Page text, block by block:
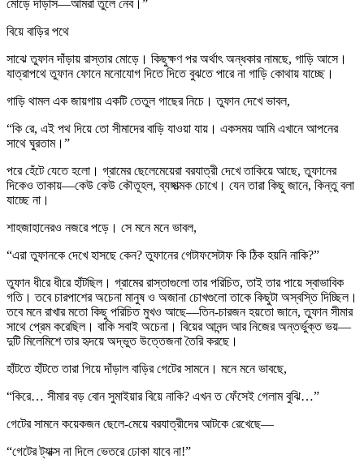
মোড়ে দাঁড়াস—আমরা তুলে নেব।”
বিয়ে বাড়ির পথে
সাঝে তুফান দাঁড়ায় রাস্তার মোড়ে। কিছুক্ষণ পর অর্থাৎ অন্ধকার নামছে, গাড়ি আসে।
যাত্রাপথে তুফান ফোনে মনোযোগ দিতে দিতে বুঝতে পারে না গাড়ি কোথায় যাচ্ছে।
গাড়ি থামল এক জায়গায় একটি তেতুল গাছের নিচে। তুফান দেখে ভাবল,
“কি রে, এই পথ দিয়ে তো সীমাদের বাড়ি যাওয়া যায়। একসময় আমি এখানে আপনের
সাথে ঘুরতাম।”
পরে হেঁটে যেতে হলো। গ্রামের ছেলেমেয়েরা বরযাত্রী দেখে তাকিয়ে আছে, তুফানের
দিকেও তাকায়—কেউ কেউ কৌতূহল, ব্যঙ্গাত্মক চোখে। যেন তারা কিছু জানে, কিন্তু বলা
যাচ্ছে না।
শাহজাহানেরও নজরে পড়ে। সে মনে মনে ভাবল,
“এরা তুফানকে দেখে হাসছে কেন? তুফানের গেটাফসেটাফ কি ঠিক হয়নি নাকি?”
তুফান ধীরে ধীরে হাঁটছিল। গ্রামের রাস্তাগুলো তার পরিচিত, তাই তার পায়ে স্বাভাবিক
গতি। তবে চারপাশের অচেনা মানুষ ও অজানা চোখগুলো তাকে কিছুটা অস্বস্তি দিচ্ছিল।
তবে মনে রাখার মতো কিছু পরিচিত মুখও আছে—তিন-চারজন হয়তো জানে, তুফান সীমার
সাথে প্রেম করেছিল। বাকি সবাই অচেনা। বিয়ের আনন্দ আর নিজের অন্তর্ভুক্ত ভয়—
দুটি মিলেমিশে তার হৃদয়ে অদ্ভুত উত্তেজনা তৈরি করছে।
হাঁটতে হাঁটতে তারা গিয়ে দাঁড়াল বাড়ির গেটের সামনে। মনে মনে ভাবছে,
“কিরে… সীমার বড় বোন সুমাইয়ার বিয়ে নাকি? এখন ত ফেঁসেই গেলাম বুঝি…”
গেটের সামনে কয়েকজন ছেলে-মেয়ে বরযাত্রীদের আটকে রেখেছে—
“গেটের ট্যাক্স না দিলে ভেতরে ঢোকা যাবে না!”